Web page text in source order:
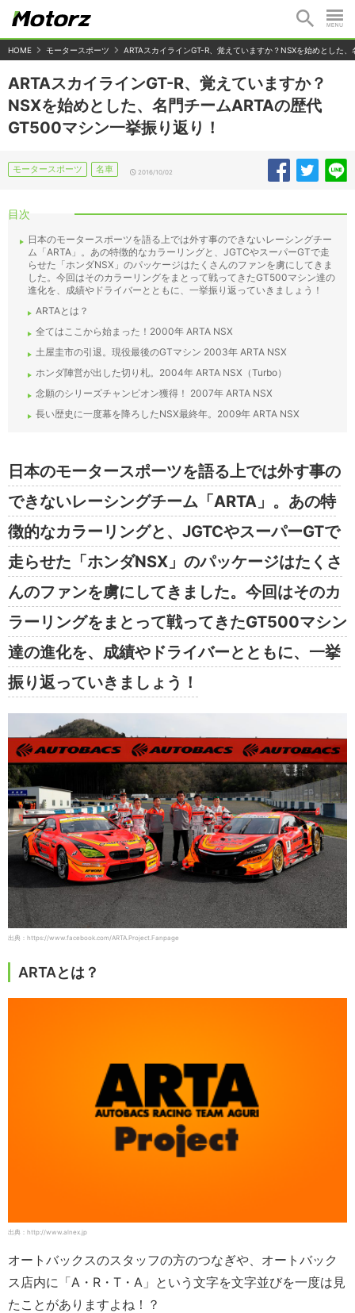
HOME モータースポーツ ARTAスカイラインGT-R、覚えていますか？NSXを始めとした
ARTAスカイラインGT-R、覚えていますか？
NSXを始めとした、名門チームARTAの歴代
GT500マシン一挙振り返り！
モータースポーツ 名車 2016/10/02
目次
日本のモータースポーツを語る上では外す事のできないレーシングチー
ム「ARTA」。あの特徴的なカラーリングと、JGTCやスーパーGTで走
らせた「ホンダNSX」のパッケージはたくさんのファンを虜にしてきま
した。今回はそのカラーリングをまとって戦ってきたGT500マシン達の
進化を、成績やドライバーとともに、一挙振り返っていきましょう！
ARTAとは？
全てはここから始まった！2000年 ARTA NSX
土屋圭市の引退。現役最後のGTマシン 2003年 ARTA NSX
ホンダ陣営が出した切り札。2004年 ARTA NSX（Turbo）
念願のシリーズチャンピオン獲得！ 2007年 ARTA NSX
長い歴史に一度幕を降ろしたNSX最終年。2009年 ARTA NSX
日本のモータースポーツを語る上では外す事の
できないレーシングチーム「ARTA」。あの特
徴的なカラーリングと、JGTCやスーパーGTで
走らせた「ホンダNSX」のパッケージはたくさ
んのファンを虜にしてきました。今回はそのカ
ラーリングをまとって戦ってきたGT500マシン
達の進化を、成績やドライバーとともに、一挙
振り返っていきましょう！
出典：https://www.facebook.com/ARTA.Project.Fanpage
ARTAとは？
出典：http://www.alnex.jp
オートバックスのスタッフの方のつなぎや、オートバック
ス店内に「A・R・T・A」という文字を文字並びを一度は見
たことがありますよね！？